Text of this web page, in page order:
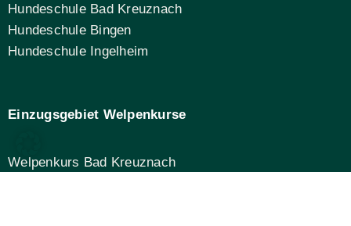
Hundeschule Bad Kreuznach
Hundeschule Bingen
Hundeschule Ingelheim
Einzugsgebiet Welpenkurse
Welpenkurs Bad Kreuznach